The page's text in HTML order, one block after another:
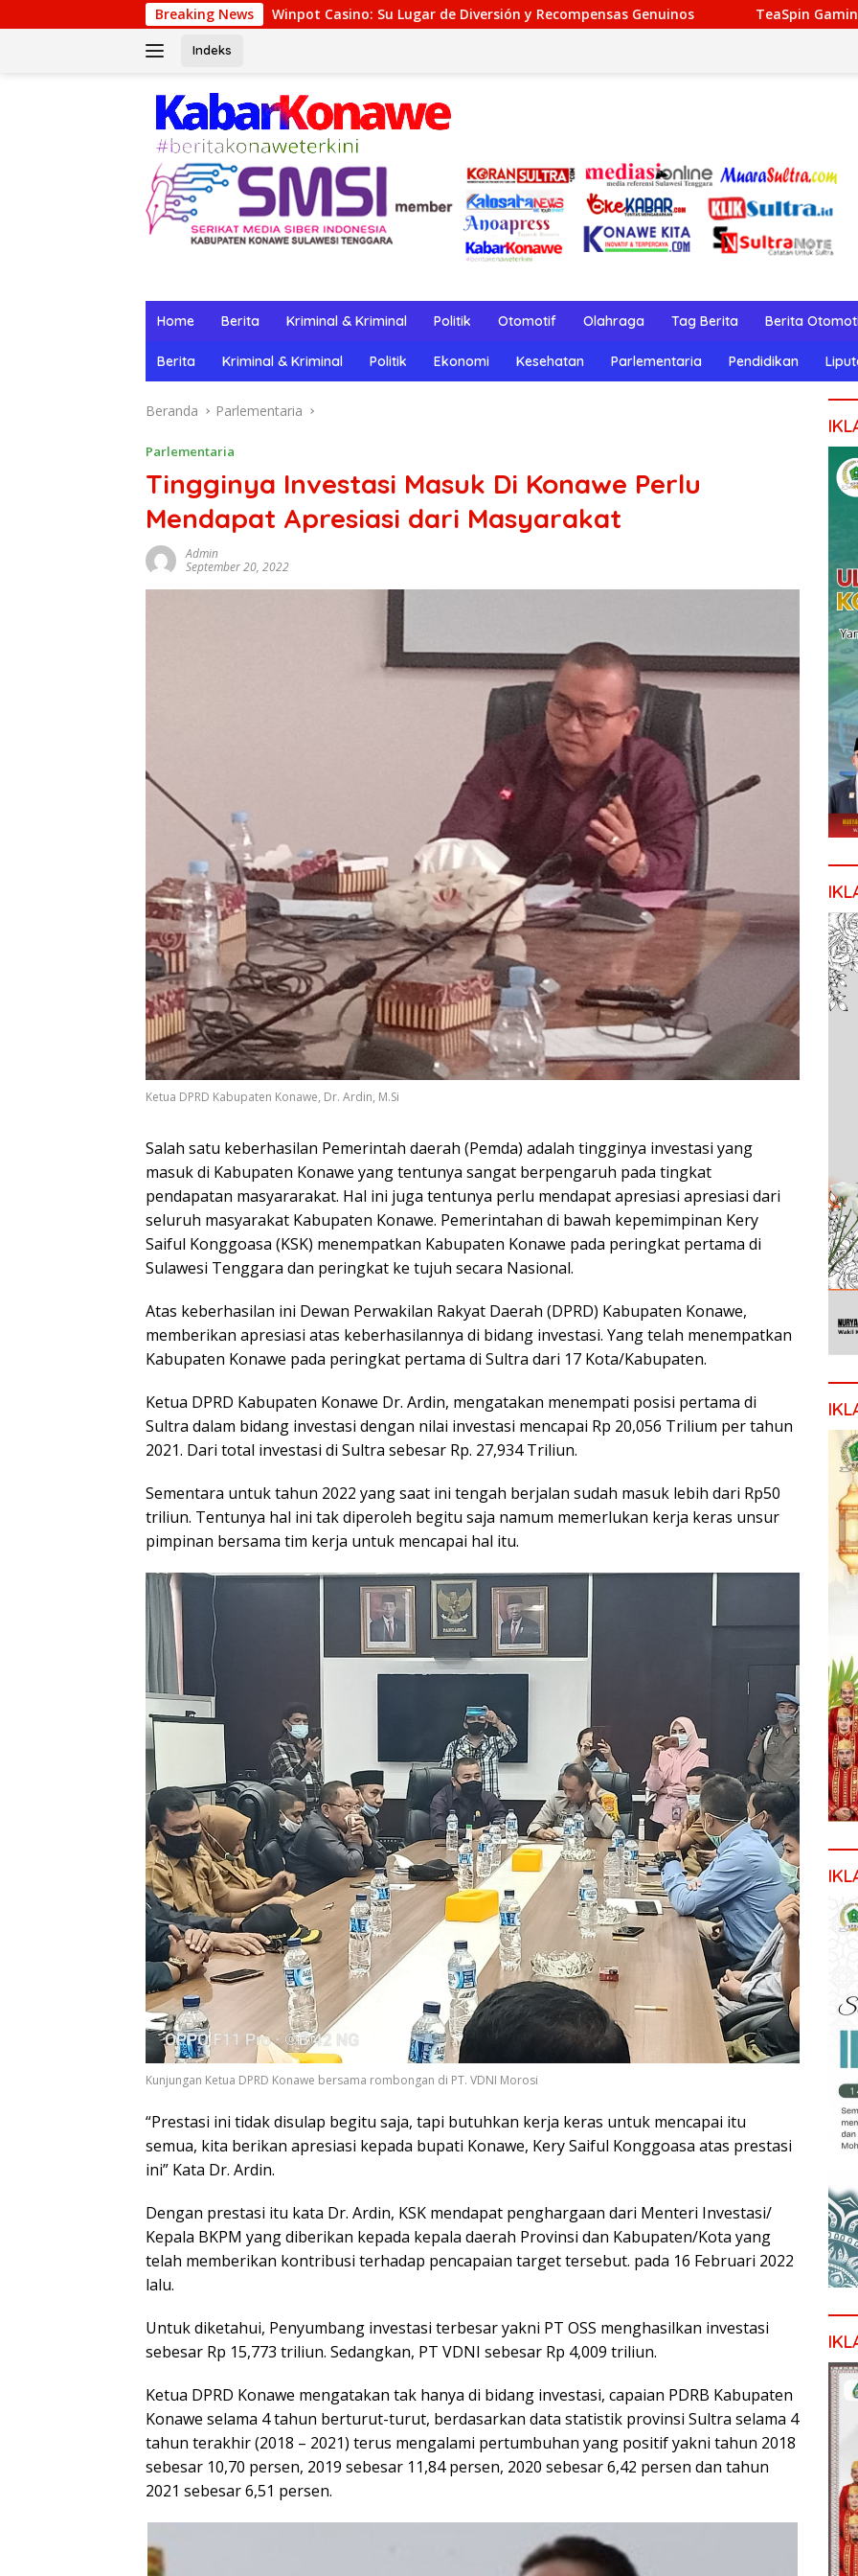
ke
Breaking News
Winpot Casino: Su Lugar de Diversión y Recompensas Genuinos TeaSpin Gaming: Your Personal
Indeks
Home Berita Kriminal & Kriminal Politik Otomotif Olahraga Tag Berita Berita
Berita Kriminal & Kriminal Politik Ekonomi Kesehatan Parlementaria Pendidikan
Beranda Parlementaria
Parlementaria
Tingginya Investasi Masuk Di Konawe Perlu
Mendapat Apresiasi dari Masyarakat
Admin
September 20, 2022
Ketua DPRD Kabupaten Konawe, Dr. Ardin, M.Si
Salah satu keberhasilan Pemerintah daerah (Pemda) adalah tingginya investasi yang
masuk di Kabupaten Konawe yang tentunya sangat berpengaruh pada tingkat
pendapatan masyararakat. Hal ini juga tentunya perlu mendapat apresiasi apresiasi dari
seluruh masyarakat Kabupaten Konawe. Pemerintahan di bawah kepemimpinan Kery
Saiful Konggoasa (KSK) menempatkan Kabupaten Konawe pada peringkat pertama di
Sulawesi Tenggara dan peringkat ke tujuh secara Nasional.
Atas keberhasilan ini Dewan Perwakilan Rakyat Daerah (DPRD) Kabupaten Konawe,
memberikan apresiasi atas keberhasilannya di bidang investasi. Yang telah menempatkan
Kabupaten Konawe pada peringkat pertama di Sultra dari 17 Kota/Kabupaten.
Ketua DPRD Kabupaten Konawe Dr. Ardin, mengatakan menempati posisi pertama di
Sultra dalam bidang investasi dengan nilai investasi mencapai Rp 20,056 Trilium per tahun
2021. Dari total investasi di Sultra sebesar Rp. 27,934 Triliun.
Sementara untuk tahun 2022 yang saat ini tengah berjalan sudah masuk lebih dari Rp50
triliun. Tentunya hal ini tak diperoleh begitu saja namum memerlukan kerja keras unsur
pimpinan bersama tim kerja untuk mencapai hal itu.
Kunjungan Ketua DPRD Konawe bersama rombongan di PT. VDNI Morosi
“Prestasi ini tidak disulap begitu saja, tapi butuhkan kerja keras untuk mencapai itu
semua, kita berikan apresiasi kepada bupati Konawe, Kery Saiful Konggoasa atas prestasi
ini” Kata Dr. Ardin.
Dengan prestasi itu kata Dr. Ardin, KSK mendapat penghargaan dari Menteri Investasi/
Kepala BKPM yang diberikan kepada kepala daerah Provinsi dan Kabupaten/Kota yang
telah memberikan kontribusi terhadap pencapaian target tersebut. pada 16 Februari 2022
lalu.
Untuk diketahui, Penyumbang investasi terbesar yakni PT OSS menghasilkan investasi
sebesar Rp 15,773 triliun. Sedangkan, PT VDNI sebesar Rp 4,009 triliun.
Ketua DPRD Konawe mengatakan tak hanya di bidang investasi, capaian PDRB Kabupaten
Konawe selama 4 tahun berturut-turut, berdasarkan data statistik provinsi Sultra selama 4
tahun terakhir (2018 – 2021) terus mengalami pertumbuhan yang positif yakni tahun 2018
sebesar 10,70 persen, 2019 sebesar 11,84 persen, 2020 sebesar 6,42 persen dan tahun
2021 sebesar 6,51 persen.